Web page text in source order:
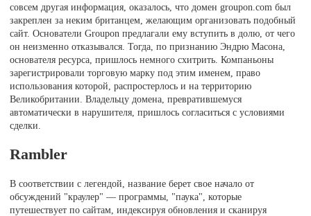
совсем другая информация, оказалось, что домен groupon.com был
закреплен за неким британцем, желающим организовать подобный
сайт. Основатели Groupon предлагали ему вступить в долю, от чего
он неизменно отказывался. Тогда, по признанию Эндрю Масона,
основателя ресурса, пришлось немного схитрить. Компаньоны
зарегистрировали торговую марку под этим именем, право
использования которой, распростерлось и на территорию
Великобритании. Владельцу домена, превратившемуся
автоматически в нарушителя, пришлось согласиться с условиями
сделки.
Rambler
В соответствии с легендой, название берет свое начало от
обсуждений "краулер" — программы, "паука", которые
путешествует по сайтам, индексируя обновления и сканируя